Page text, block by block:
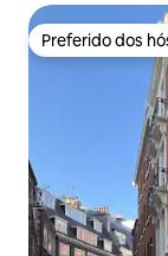
Preferido dos
Preferido dos